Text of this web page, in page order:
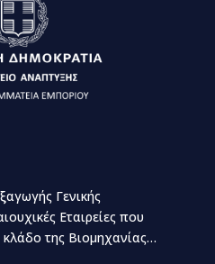
Γενικής
Εταιρείες που
της Βιομηχανίας